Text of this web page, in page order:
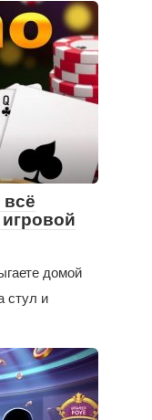
всё
домой
стул и